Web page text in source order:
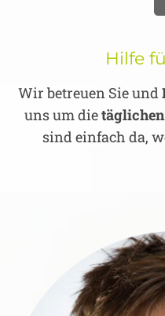
Hilfe
Wir betreuen Sie und
uns um die
sind einfach da,